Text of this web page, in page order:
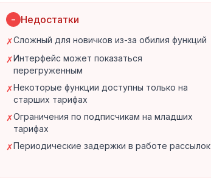
− Недостатки
✗Сложный для новичков из-за обилия функций
✗Интерфейс может показаться
перегруженным
✗Некоторые функции доступны только на
старших тарифах
✗Ограничения по подписчикам на младших
тарифах
✗Периодические задержки в работе рассылок